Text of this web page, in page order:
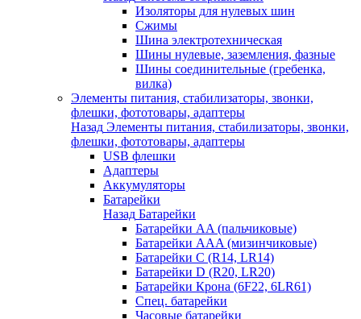
Изоляторы для нулевых шин
Сжимы
Шина электротехническая
Шины нулевые, заземления, фазные
Шины соединительные (гребенка,
вилка)
Элементы питания, стабилизаторы, звонки,
флешки, фототовары, адаптеры
Назад Элементы питания, стабилизаторы, звонки,
флешки, фототовары, адаптеры
USB флешки
Адаптеры
Аккумуляторы
Батарейки
Назад Батарейки
Батарейки AA (пальчиковые)
Батарейки AAA (мизинчиковые)
Батарейки C (R14, LR14)
Батарейки D (R20, LR20)
Батарейки Крона (6F22, 6LR61)
Спец. батарейки
Часовые батарейки